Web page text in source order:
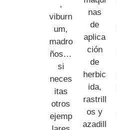
,
viburn
um,
madro
ños…
si
neces
itas
otros
ejemp
nas
de
aplica
ción
de
herbic
ida,
rastrill
os y
azadill